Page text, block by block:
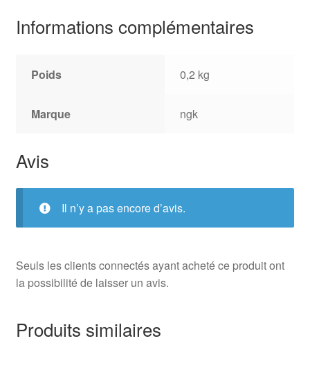
Informations complémentaires
Poids 0,2 kg
Marque ngk
Avis
Il n’y a pas encore d’avis.
Seuls les clients connectés ayant acheté ce produit ont
la possibilité de laisser un avis.
Produits similaires